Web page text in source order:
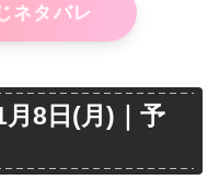
ネタバレ
8日(月)｜予